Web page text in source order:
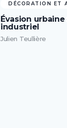
DÉCORATION ET
Évasion
industriel
Julien Teullière